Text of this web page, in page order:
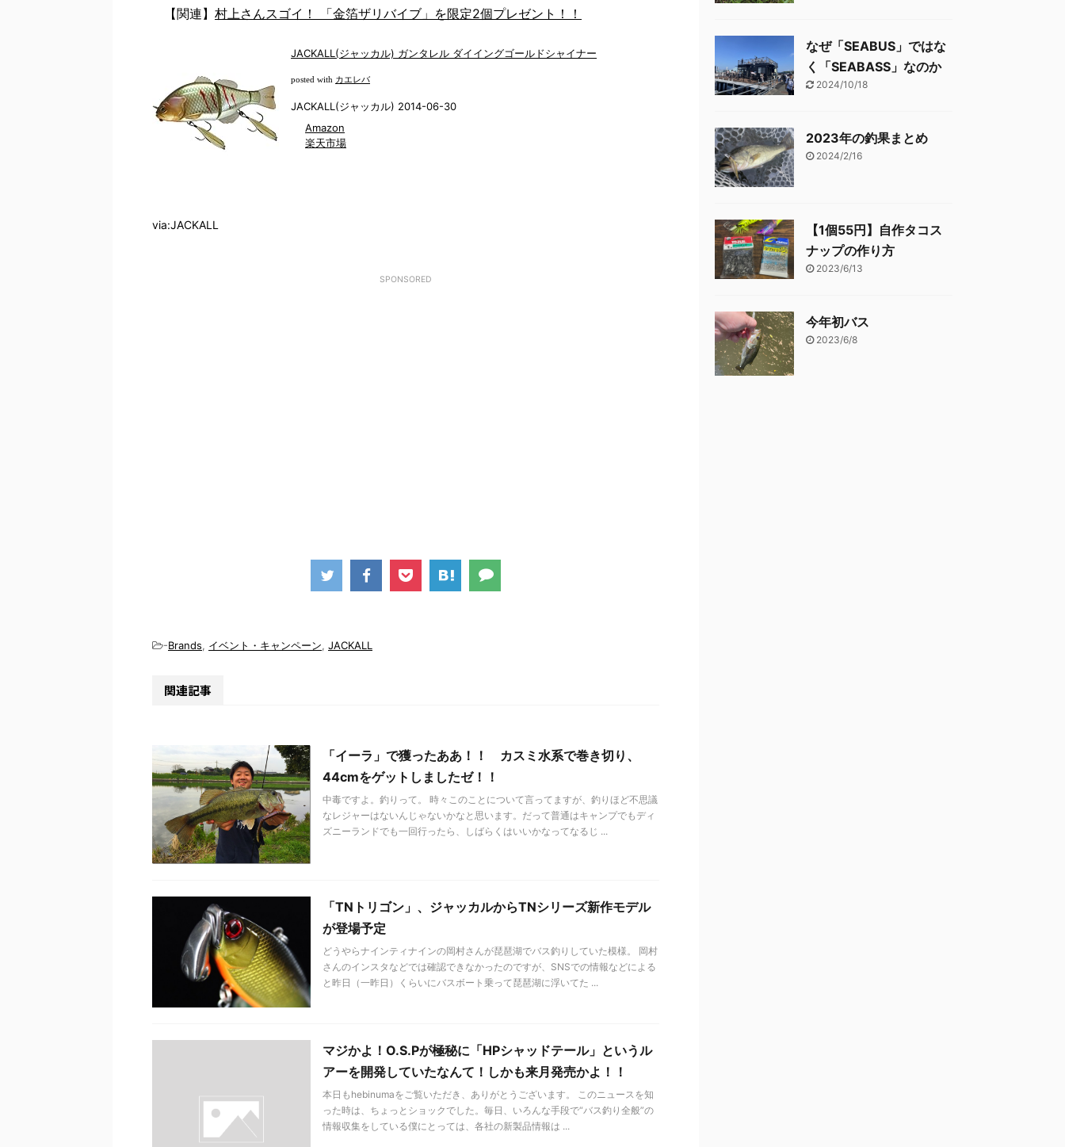
【関連】 村上さんスゴイ！ 「金箔ザリバイブ」を限定2個プレゼント！！
JACKALL(ジャッカル) ガンタレル ダイイングゴールドシャイナー
posted with カエレバ
JACKALL(ジャッカル) 2014-06-30
Amazon
楽天市場
via:JACKALL
SPONSORED
-Brands, イベント・キャンペーン, JACKALL
関連記事
「イーラ」で獲ったああ！！ カスミ水系で巻き切り、
44cmをゲットしましたゼ！！
中毒ですよ。釣りって。 時々このことについて言ってますが、釣りほど不思議
なレジャーはないんじゃないかなと思います。だって普通はキャンプでもディ
ズニーランドでも一回行ったら、しばらくはいいかなってなるじ ...
「TNトリゴン」、ジャッカルからTNシリーズ新作モデル
が登場予定
どうやらナインティナインの岡村さんが琵琶湖でバス釣りしていた模様。 岡村
さんのインスタなどでは確認できなかったのですが、SNSでの情報などによる
と昨日（一昨日）くらいにバスボート乗って琵琶湖に浮いてた ...
マジかよ！O.S.Pが極秘に「HPシャッドテール」というル
アーを開発していたなんて！しかも来月発売かよ！！
本日もhebinumaをご覧いただき、ありがとうございます。 このニュースを知
った時は、ちょっとショックでした。毎日、いろんな手段で“バス釣り全般”の
情報収集をしている僕にとっては、各社の新製品情報は ...
なぜ「SEABUS」ではな
く「SEABASS」なのか
2024/10/18
2023年の釣果まとめ
2024/2/16
【1個55円】自作タコス
ナップの作り方
2023/6/13
今年初バス
2023/6/8